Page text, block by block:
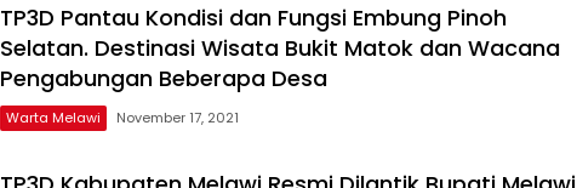
TP3D Pantau Kondisi dan Fungsi Embung Pinoh
Selatan. Destinasi Wisata Bukit Matok dan Wacana
Pengabungan Beberapa Desa
Warta Melawi November 17, 2021